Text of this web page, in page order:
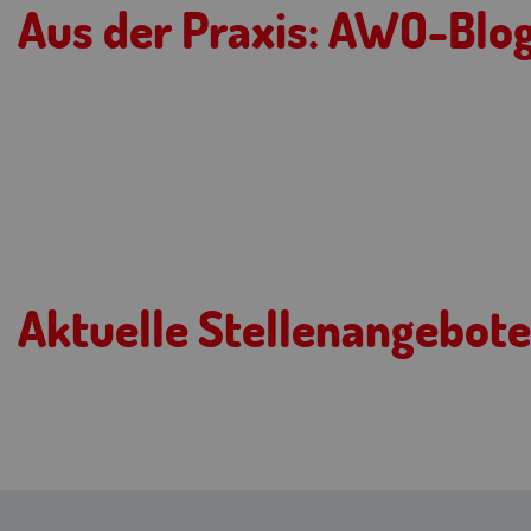
Aus der Praxis: AWO-
Aktuelle Stellenangebote